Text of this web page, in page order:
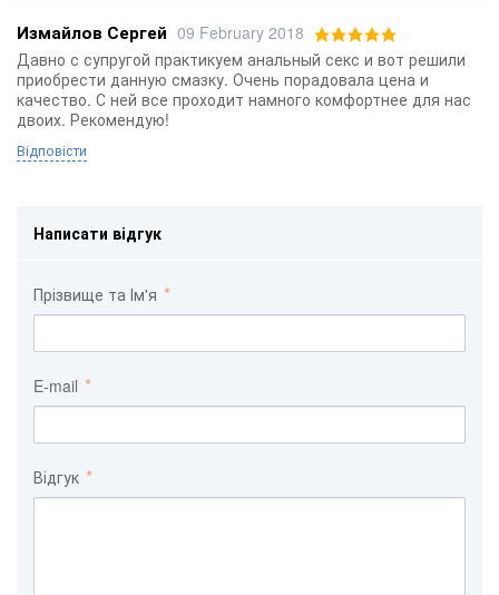
Измайлов Сергей 09 February 2018
Давно с супругой практикуем анальный секс и вот решили
приобрести данную смазку. Очень порадовала цена и
качество. С ней все проходит намного комфортнее для нас
двоих. Рекомендую!
Відповісти
Написати відгук
Прізвище та Ім'я
E-mail
Відгук